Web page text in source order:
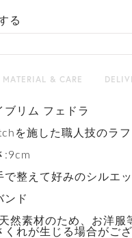
る
MATERIAL & CARE
ブリム フェドラ
を施した職人技のラ
:9cm
で整えて好みのシルエ
ンド
然素材のため、お洋服
くれが生じる場合がござ